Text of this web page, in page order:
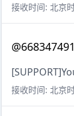
接收时间: 北京
接收时间: 北京